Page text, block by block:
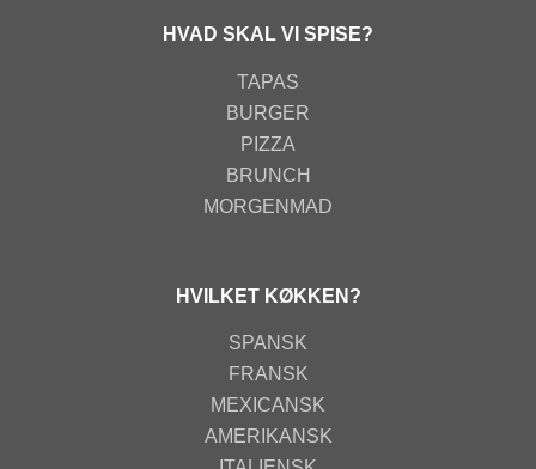
HVAD SKAL VI SPISE?
TAPAS
BURGER
PIZZA
BRUNCH
MORGENMAD
HVILKET KØKKEN?
SPANSK
FRANSK
MEXICANSK
AMERIKANSK